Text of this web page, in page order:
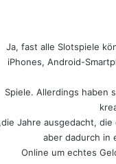
Ja, fast alle Slotspiele
iPhones, Android-
Spiele. Allerdings haben
die Jahre ausgedacht,
aber dadurch in
Online um echtes